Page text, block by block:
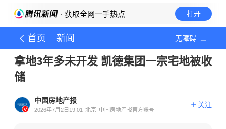
· 获取全网一手热点 打开
首页 新闻 无障碍
拿地3年多未开发 凯德集团一宗宅地被收
储
中国房地产报
2026年7月2日19:01 北京 中国房地产报官方账号
关注